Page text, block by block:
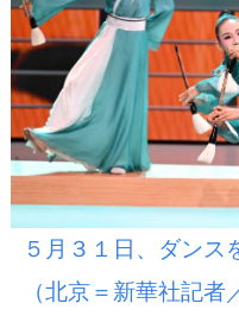
５月３１日、ダンス
（北京＝新華社記者